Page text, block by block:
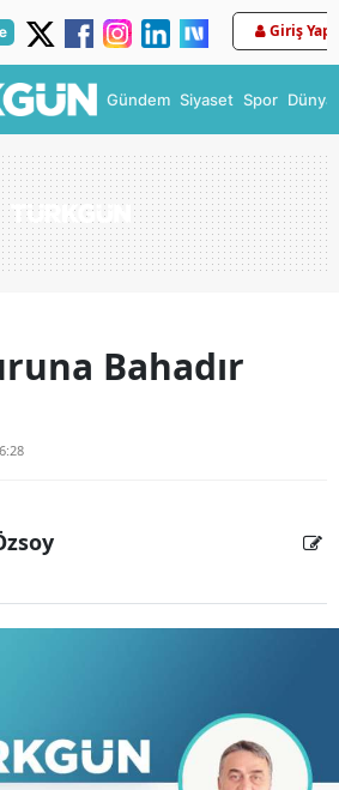
Giriş Yap
Gündem Siyaset Spor Dünya
Bahadır